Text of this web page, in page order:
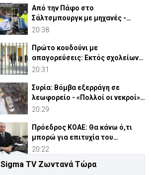
Από την Πάφο στο
Σάλτσμπουργκ με μηχανές -
6.000 χιλιόμετρα για την ομάδα
20:38
Πρώτο κουδούνι με
απαγορεύσεις: Εκτός σχολείων
εμβλήματα κομμάτων και
20:31
Συρία: Βόμβα εξερράγη σε
λεωφορείο - «Πολλοί οι νεκροί»
(ΒΙΝΤΕΟ)
20:29
Πρόεδρος ΚΟΑΕ: Θα κάνω ό,τι
μπορώ για επιτυχία του
Οργανισμού
20:22
Το παρασκήνιο της τελετής
Sigma TV Ζωντανά Τώρα